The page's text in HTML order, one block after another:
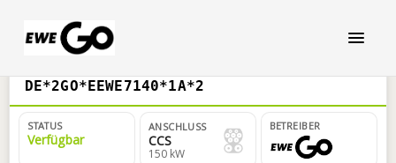
DE*2GO*EEWE7140*1A*2
STATUS
Verfügbar
ANSCHLUSS
CCS
150 kW
BETREIBER